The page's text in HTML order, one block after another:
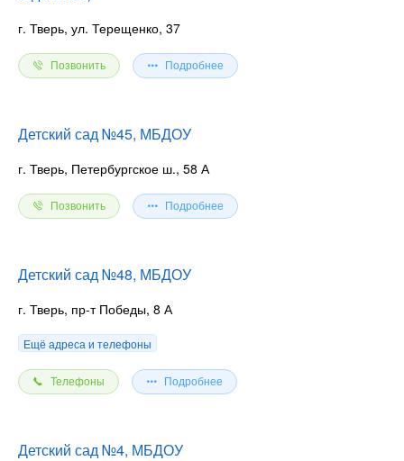
г. Тверь, ул. Терещенко, 37
Позвонить Подробнее
Детский сад №45, МБДОУ
г. Тверь, Петербургское ш., 58 А
Позвонить Подробнее
Детский сад №48, МБДОУ
г. Тверь, пр-т Победы, 8 А
Ещё адреса и телефоны
Телефоны Подробнее
Детский сад №4, МБДОУ